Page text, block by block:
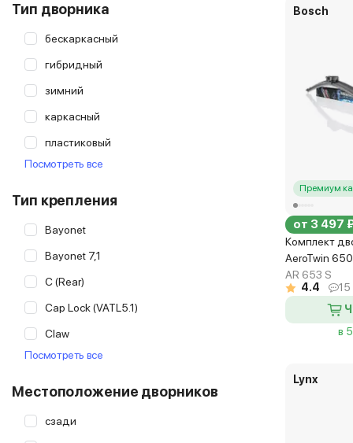
Mazda
Osawa
RoadRunner
SWF
Trico
Valeo
Тип дворника
бескаркасный
гибридный
зимний
каркасный
пластиковый
рессорный
Посмотреть все
Тип крепления
Bayonet
Bayonet 7,1
C (Rear)
Cap Lock (VATL5.1)
Claw
Cover Lock (MBTL1.1)
Посмотреть все
Местоположение дворников
сзади
Bosch
Премиум
от 3 497
Комплект
AeroTwin
AR 653 S
4.4
15
в
Lynx